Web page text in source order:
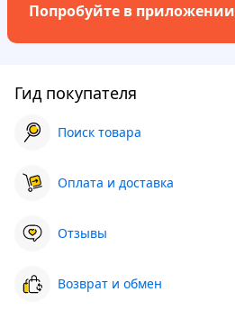
Попробуйте в приложении
Гид покупателя
Поиск товара
Оплата и доставка
Отзывы
Возврат и обмен